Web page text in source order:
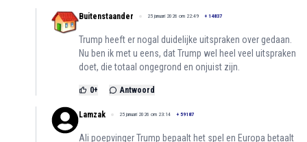
Buitenstaander 25 januari 2026 om 22:49 + 14837
Trump heeft er nogal duidelijke uitspraken over gedaan.
Nu ben ik met u eens, dat Trump wel heel veel uitspraken
doet, die totaal ongegrond en onjuist zijn.
0+ Antwoord
Lamzak 25 januari 2026 om 23:14 + 59187
Ali poepvinger Trump bepaalt het spel en Europa betaalt